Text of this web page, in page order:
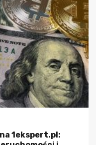
1ekspert.pl: